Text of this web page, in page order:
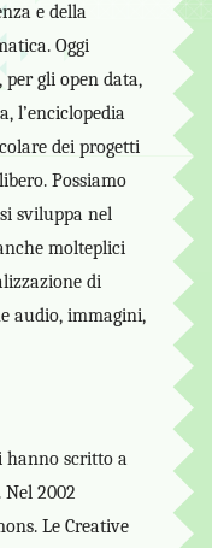
e della
Oggi
gli open data,
l’enciclopedia
dei progetti
Possiamo
sviluppa nel
molteplici
di
audio, immagini,
hanno scritto a
Nel 2002
Le Creative